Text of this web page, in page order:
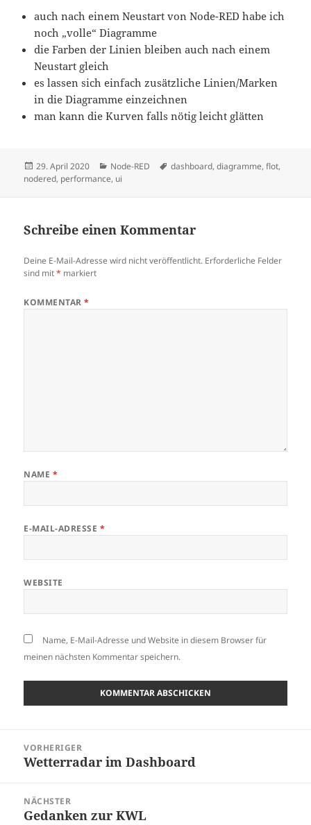
auch nach einem Neustart von Node-RED habe ich
noch „volle“ Diagramme
die Farben der Linien bleiben auch nach einem
Neustart gleich
es lassen sich einfach zusätzliche Linien/Marken
in die Diagramme einzeichnen
man kann die Kurven falls nötig leicht glätten
Veröffentlicht
am
29. April 2020 Kategorien
Node-RED Schlagwörter
dashboard,diagramme,flot,
nodered, performance, ui
Schreibe einen Kommentar
Deine E-Mail-Adresse wird nicht veröffentlicht. Erforderliche Felder
sind mit* markiert
KOMMENTAR*
NAME *
E-MAIL-ADRESSE *
WEBSITE
Name, E-Mail-Adresse und Website in diesem Browser für
meinen nächsten Kommentar speichern.
VORHERIGER
Vorheriger
Wetterradar im Dashboard
NÄCHSTER
Nächster
Gedanken zur KWL